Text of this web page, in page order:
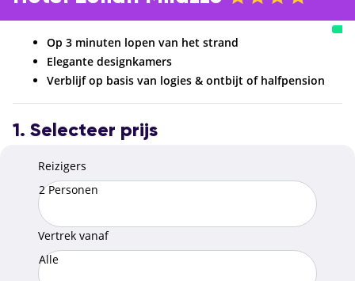
Op 3 minuten lopen van het strand
Elegante designkamers
Verblijf op basis van logies & ontbijt of halfpension
1. Selecteer prijs
Reizigers
2 Personen
Vertrek vanaf
Alle